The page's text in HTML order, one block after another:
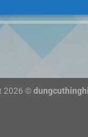
2026 ©